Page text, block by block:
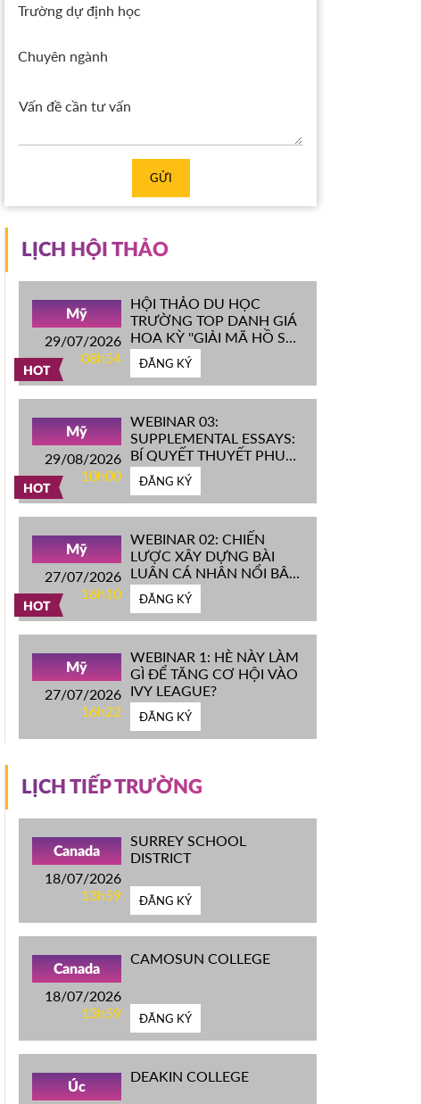
Trường dự định học
Chuyên ngành
GỬI
LỊCH HỘI THẢO
HOT
Mỹ
29/07/2026
08h54
HỘI THẢO DU HỌC
TRƯỜNG TOP DANH GIÁ
HOA KỲ ''GIẢI MÃ HỒ SƠ
IVY LEAGUE''
ĐĂNG KÝ
HOT
Mỹ
29/08/2026
10h00
WEBINAR 03:
SUPPLEMENTAL ESSAYS:
BÍ QUYẾT THUYẾT PHỤC
HỘI ĐỒNG TUYỂN SINH
ĐH TOP ĐẦU MỸ
ĐĂNG KÝ
HOT
Mỹ
27/07/2026
16h10
WEBINAR 02: CHIẾN
LƯỢC XÂY DỰNG BÀI
LUẬN CÁ NHÂN NỔI BẬT
CHINH PHỤC ĐH TOP
ĐẦU MỸ
ĐĂNG KÝ
Mỹ
27/07/2026
16h22
WEBINAR 1: HÈ NÀY LÀM
GÌ ĐỂ TĂNG CƠ HỘI VÀO
IVY LEAGUE?
ĐĂNG KÝ
LỊCH TIẾP TRƯỜNG
Canada
18/07/2026
13h59
SURREY SCHOOL
DISTRICT
ĐĂNG KÝ
Canada
18/07/2026
13h59
CAMOSUN COLLEGE
ĐĂNG KÝ
Úc
DEAKIN COLLEGE